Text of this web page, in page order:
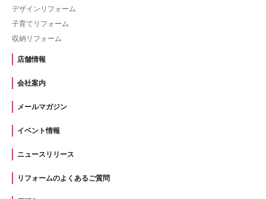
デザインリフォーム
子育てリフォーム
収納リフォーム
店舗情報
会社案内
メールマガジン
イベント情報
ニュースリリース
リフォームのよくあるご質問